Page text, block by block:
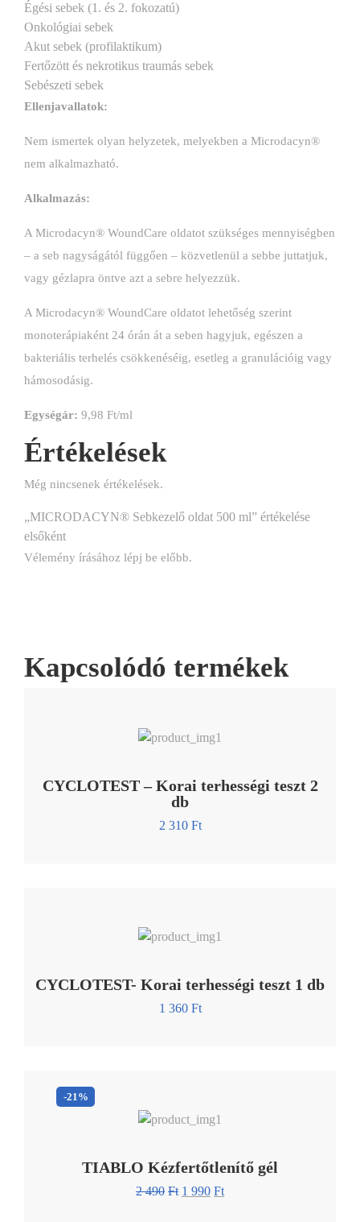
Égési sebek (1. és 2. fokozatú)
Onkológiai sebek
Akut sebek (profilaktikum)
Fertőzött és nekrotikus traumás sebek
Sebészeti sebek
Ellenjavallatok:
Nem ismertek olyan helyzetek, melyekben a Microdacyn®
nem alkalmazható.
Alkalmazás:
A Microdacyn® WoundCare oldatot szükséges mennyiségben
– a seb nagyságától függően – közvetlenül a sebbe juttatjuk,
vagy gézlapra öntve azt a sebre helyezzük.
A Microdacyn® WoundCare oldatot lehetőség szerint
monoterápiaként 24 órán át a seben hagyjuk, egészen a
bakteriális terhelés csökkenéséig, esetleg a granulációig vagy
hámosodásig.
Egységár: 9,98 Ft/ml
Értékelések
Még nincsenek értékelések.
„MICRODACYN® Sebkezelő oldat 500 ml” értékelése
elsőként
Vélemény írásához lépj be előbb.
Kapcsolódó termékek
CYCLOTEST – Korai terhességi teszt 2
db
2 310 Ft
CYCLOTEST- Korai terhességi teszt 1 db
1 360 Ft
-21%
TIABLO Kézfertőtlenítő gél
2 490 Ft 1 990 Ft